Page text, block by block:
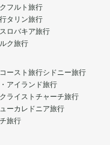
フルト旅行
タリン旅行
スロバキア旅行
ク旅行
ースト旅行シドニー旅行
アイランド旅行
クライストチャーチ旅行
ーカレドニア旅行
旅行